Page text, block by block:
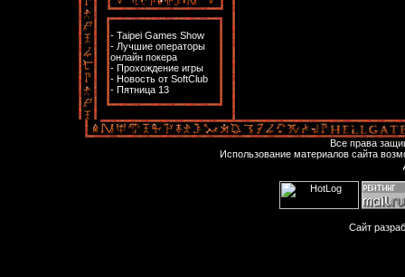
- Taipei Games Show
- Лучшие операторы
онлайн покера
- Прохождение игры
- Новость от SoftClub
- Пятница 13
Все права
Использование материалов сайта
Сайт